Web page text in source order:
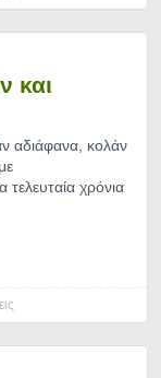
και
αδιάφανα, κολάν
τελευταία χρόνια